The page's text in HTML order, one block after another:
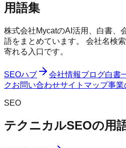
用語集
株式会社MycatのAI活用、白書、
語をまとめています。 会社名検
寄れる入口です。
SEOハブ 会社情報ブログ白書
クお問い合わせサイトマップ事業
SEO
テクニカルSEOの用